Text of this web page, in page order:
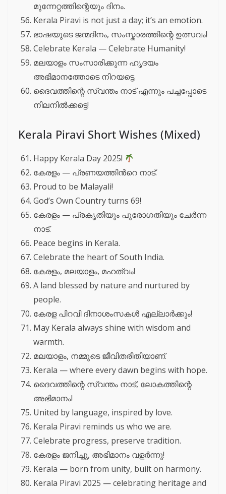
മുന്നേറ്റത്തിന്റെയും ദിനം.
Kerala Piravi is not just a day; it’s an emotion.
ഭാഷയുടെ ജന്മദിനം, സംസ്കാരത്തിന്റെ ഉത്സവം!
Celebrate Kerala — Celebrate Humanity!
മലയാളം സംസാരിക്കുന്ന ഹൃദയം
അഭിമാനത്തോടെ നിറയട്ടെ.
ദൈവത്തിന്റെ സ്വന്തം നാട് എന്നും പച്ചപ്പോടെ
നിലനിൽക്കട്ടെ!
Kerala Piravi Short Wishes (Mixed)
Happy Kerala Day 2025!
കേരളം — പ്രണയത്തിൻറെ നാട്.
Proud to be Malayali!
God’s Own Country turns 69!
കേരളം — പ്രകൃതിയും പുരോഗതിയും ചേർന്ന
നാട്.
Peace begins in Kerala.
Celebrate the heart of South India.
കേരളം, മലയാളം, മഹത്വം!
A land blessed by nature and nurtured by
people.
കേരള പിറവി ദിനാശംസകൾ എല്ലാർക്കും!
May Kerala always shine with wisdom and
warmth.
മലയാളം, നമ്മുടെ ജീവിതരീതിയാണ്.
Kerala — where every dawn begins with hope.
ദൈവത്തിന്റെ സ്വന്തം നാട്, ലോകത്തിന്റെ
അഭിമാനം!
United by language, inspired by love.
Kerala Piravi reminds us who we are.
Celebrate progress, preserve tradition.
കേരളം ജനിച്ചു, അഭിമാനം വളർന്നു!
Kerala — born from unity, built on harmony.
Kerala Piravi 2025 — celebrating heritage and